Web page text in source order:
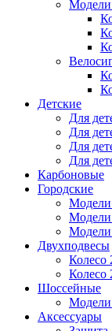
Модели
Детские
Для
Для
Для
Для
Карбоновые
Городские
Модели
Модели
Модели
Двухподвесы
Колесо
Колесо
Шоссейные
Модели
Аксессуары